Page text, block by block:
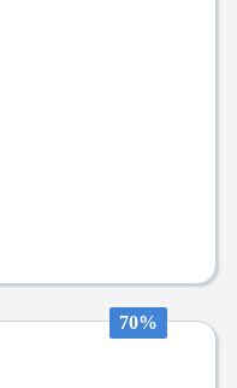
70%